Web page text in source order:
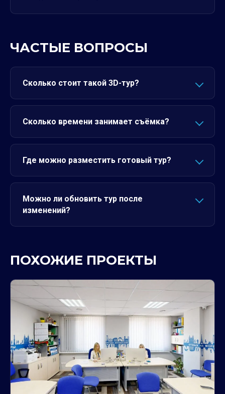
ЧАСТЫЕ ВОПРОСЫ
Сколько стоит такой 3D-тур?
Сколько времени занимает съёмка?
Где можно разместить готовый тур?
Можно ли обновить тур после
изменений?
ПОХОЖИЕ ПРОЕКТЫ